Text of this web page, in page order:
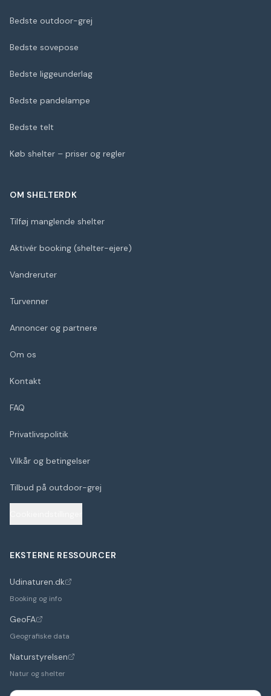
Bedste outdoor-grej
Bedste sovepose
Bedste liggeunderlag
Bedste pandelampe
Bedste telt
Køb shelter – priser og regler
OM SHELTERDK
Tilføj manglende shelter
Aktivér booking (shelter-ejere)
Vandreruter
Turvenner
Annoncer og partnere
Om os
Kontakt
FAQ
Privatlivspolitik
Vilkår og betingelser
Tilbud på outdoor-grej
EKSTERNE RESSOURCER
Udinaturen.dk
(åbner i nyt faneblad)
Booking og info
GeoFA
(åbner i nyt faneblad)
Geografiske data
Naturstyrelsen
(åbner i nyt faneblad)
Natur og shelter